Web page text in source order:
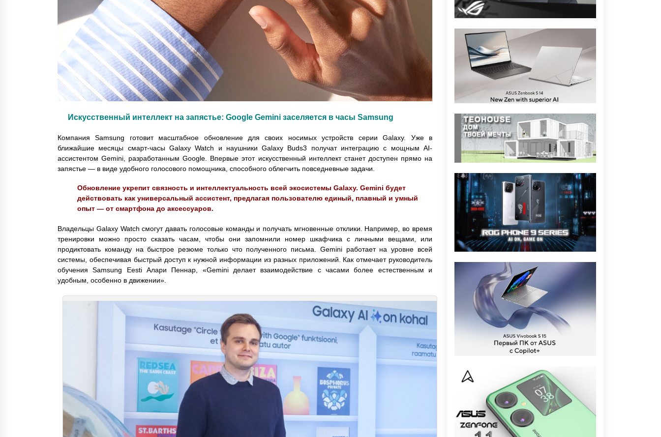
Искусственный интеллект на запястье: Google Gemini заселяется в часы Samsung
Компания Samsung готовит масштабное обновление для своих носимых устройств серии Galaxy. Уже в
ближайшие месяцы смарт-часы Galaxy Watch и наушники Galaxy Buds3 получат интеграцию с мощным AI-
ассистентом Gemini, разработанным Google. Впервые этот искусственный интеллект станет доступен прямо на
запястье — в виде удобного голосового помощника, способного облегчить повседневные задачи.
Обновление укрепит связность и интеллектуальность всей экосистемы Galaxy. Gemini будет
действовать как универсальный ассистент, предлагая пользователю единый, плавный и умный
опыт — от смартфона до аксессуаров.
Владельцы Galaxy Watch смогут давать голосовые команды и получать мгновенные отклики. Например, во время
тренировки можно просто сказать часам, чтобы они запомнили номер шкафчика с личными вещами, или
продиктовать команду на быстрое резюме только что полученного письма. Gemini работает на уровне всей
системы, обеспечивая быстрый доступ к нужной информации из разных приложений. Как отмечает руководитель
обучения Samsung Eesti Алари Пеннар, «Gemini делает взаимодействие с часами более естественным и
удобным, особенно в движении».